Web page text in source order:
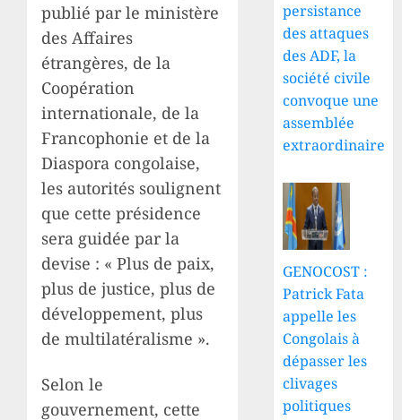
publié par le ministère
des Affaires
étrangères, de la
Coopération
internationale, de la
Francophonie et de la
Diaspora congolaise,
les autorités soulignent
que cette présidence
sera guidée par la
devise : « Plus de paix,
plus de justice, plus de
développement, plus
de multilatéralisme ».
Selon le
gouvernement, cette
persistance
des attaques
des ADF, la
société civile
convoque une
assemblée
extraordinaire
GENOCOST :
Patrick Fata
appelle les
Congolais à
dépasser les
clivages
politiques